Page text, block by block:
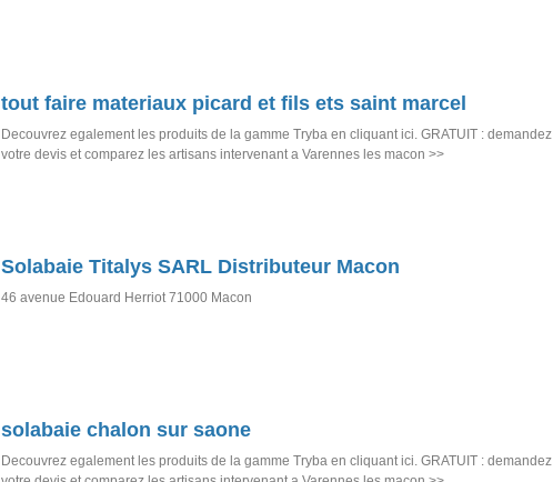
tout faire materiaux picard et fils ets saint marcel
Decouvrez egalement les produits de la gamme Tryba en cliquant ici. GRATUIT : demandez
votre devis et comparez les artisans intervenant a Varennes les macon >>
Solabaie Titalys SARL Distributeur Macon
46 avenue Edouard Herriot 71000 Macon
solabaie chalon sur saone
Decouvrez egalement les produits de la gamme Tryba en cliquant ici. GRATUIT : demandez